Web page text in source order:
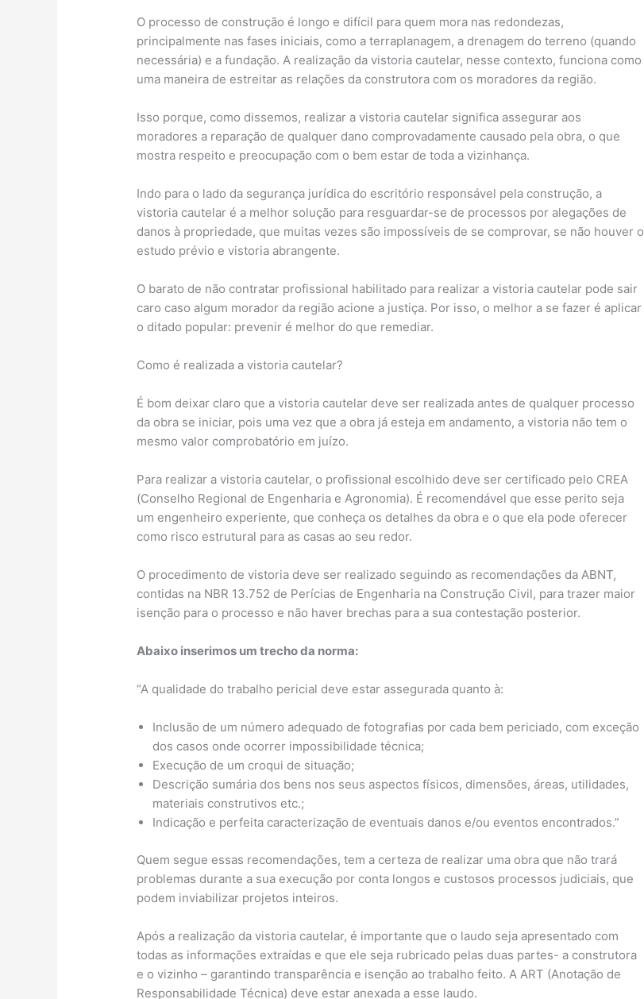
O processo de construção é longo e difícil para quem mora nas redondezas,
principalmente nas fases iniciais, como a terraplanagem, a drenagem do terreno (quando
necessária) e a fundação. A realização da vistoria cautelar, nesse contexto, funciona como
uma maneira de estreitar as relações da construtora com os moradores da região.
Isso porque, como dissemos, realizar a vistoria cautelar significa assegurar aos
moradores a reparação de qualquer dano comprovadamente causado pela obra, o que
mostra respeito e preocupação com o bem estar de toda a vizinhança.
Indo para o lado da segurança jurídica do escritório responsável pela construção, a
vistoria cautelar é a melhor solução para resguardar-se de processos por alegações de
danos à propriedade, que muitas vezes são impossíveis de se comprovar, se não houver o
estudo prévio e vistoria abrangente.
O barato de não contratar profissional habilitado para realizar a vistoria cautelar pode sair
caro caso algum morador da região acione a justiça. Por isso, o melhor a se fazer é aplicar
o ditado popular: prevenir é melhor do que remediar.
Como é realizada a vistoria cautelar?
É bom deixar claro que a vistoria cautelar deve ser realizada antes de qualquer processo
da obra se iniciar, pois uma vez que a obra já esteja em andamento, a vistoria não tem o
mesmo valor comprobatório em juízo.
Para realizar a vistoria cautelar, o profissional escolhido deve ser certificado pelo CREA
(Conselho Regional de Engenharia e Agronomia). É recomendável que esse perito seja
um engenheiro experiente, que conheça os detalhes da obra e o que ela pode oferecer
como risco estrutural para as casas ao seu redor.
O procedimento de vistoria deve ser realizado seguindo as recomendações da ABNT,
contidas na NBR 13.752 de Perícias de Engenharia na Construção Civil, para trazer maior
isenção para o processo e não haver brechas para a sua contestação posterior.
Abaixo inserimos um trecho da norma:
“A qualidade do trabalho pericial deve estar assegurada quanto à:
Inclusão de um número adequado de fotografias por cada bem periciado, com exceção
dos casos onde ocorrer impossibilidade técnica;
Execução de um croqui de situação;
Descrição sumária dos bens nos seus aspectos físicos, dimensões, áreas, utilidades,
materiais construtivos etc.;
Indicação e perfeita caracterização de eventuais danos e/ou eventos encontrados.”
Quem segue essas recomendações, tem a certeza de realizar uma obra que não trará
problemas durante a sua execução por conta longos e custosos processos judiciais, que
podem inviabilizar projetos inteiros.
Após a realização da vistoria cautelar, é importante que o laudo seja apresentado com
todas as informações extraídas e que ele seja rubricado pelas duas partes- a construtora
e o vizinho – garantindo transparência e isenção ao trabalho feito. A ART (Anotação de
Responsabilidade Técnica) deve estar anexada a esse laudo.